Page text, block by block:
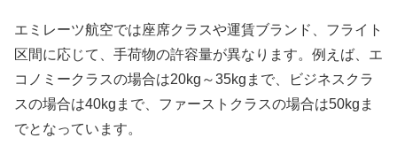
エミレーツ航空では座席クラスや運賃ブランド、フライト
区間に応じて、手荷物の許容量が異なります。例えば、エ
コノミークラスの場合は20kg～35kgまで、ビジネスクラ
スの場合は40kgまで、ファーストクラスの場合は50kgま
でとなっています。